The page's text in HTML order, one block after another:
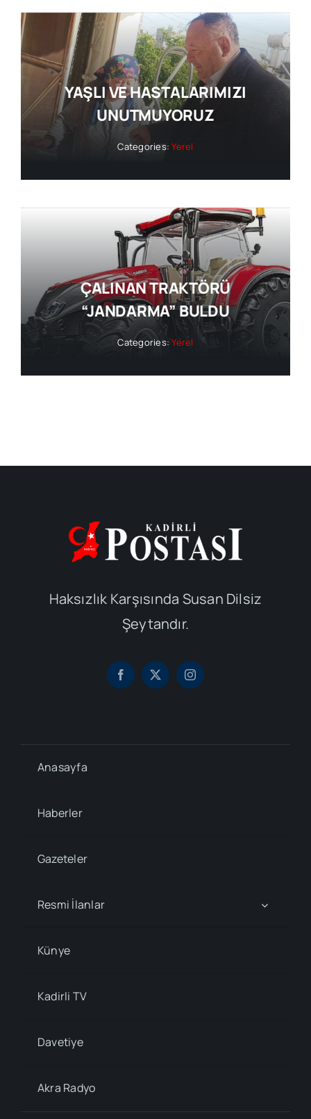
YAŞLI VE HASTALARIMIZI
UNUTMUYORUZ
Categories:Yerel
ÇALINAN TRAKTÖRÜ
“JANDARMA” BULDU
Categories:Yerel
Haksızlık Karşısında Susan Dilsiz
Şeytandır.
Anasayfa
Haberler
Gazeteler
Resmi İlanlar
Künye
Kadirli TV
Davetiye
Akra Radyo